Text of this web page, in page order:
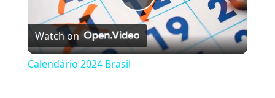
Play Video
Watch on
Calendário 2024 Brasil